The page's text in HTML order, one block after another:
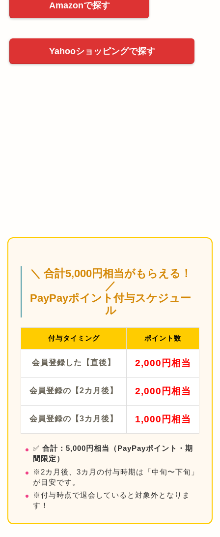
Amazonで探す
Yahooショッピングで探す
＼ 合計5,000円相当がもらえる！
／
PayPayポイント付与スケジュー
ル
付与タイミング ポイント数
会員登録した【直後】 2,000円相当
会員登録の【2カ月後】 2,000円相当
会員登録の【3カ月後】 1,000円相当
✅ 合計：5,000円相当（PayPayポイント・期
間限定）
※2カ月後、3カ月の付与時期は「中旬〜下旬」
が目安です。
※付与時点で退会していると対象外となりま
す！